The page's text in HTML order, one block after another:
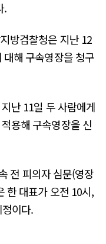
.
방검찰청은 지난 12
대해 구속영장을 청구
난 11일 두 사람에게
용해 구속영장을 신
전 피의자 심문(영장
한 대표가 오전 10시,
이다.